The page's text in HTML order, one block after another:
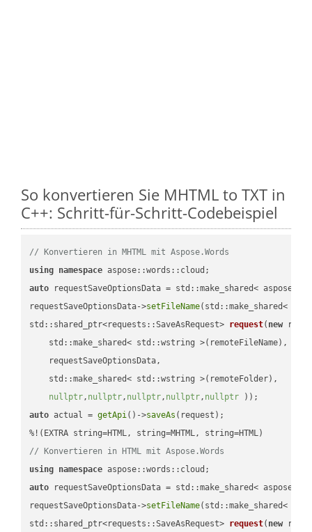
So konvertieren Sie MHTML to TXT in
C++: Schritt-für-Schritt-Codebeispiel
// Konvertieren in MHTML mit Aspose.Words
using namespace
auto requestSaveOptionsData = std::make_shared<
requestSaveOptionsData->setFileName(std::make_shared<
std::shared_ptr<requests::SaveAsRequest> request( new
    std::make_shared< std::wstring >(remoteFileName),
    requestSaveOptionsData,
    std::make_shared< std::wstring >(remoteFolder),
nullptr, nullptr, nullptr, nullptr, nullptr ))
auto actual = getApi()->saveAs (request);
// Konvertieren in HTML mit Aspose.Words
using namespace
auto requestSaveOptionsData = std::make_shared<
requestSaveOptionsData->setFileName(std::make_shared<
std::shared_ptr<requests::SaveAsRequest> request( new